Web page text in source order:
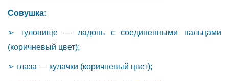
Совушка:
➢ туловище — ладонь с соединенными пальцами
(коричневый цвет);
➢ глаза — кулачки (коричневый цвет);